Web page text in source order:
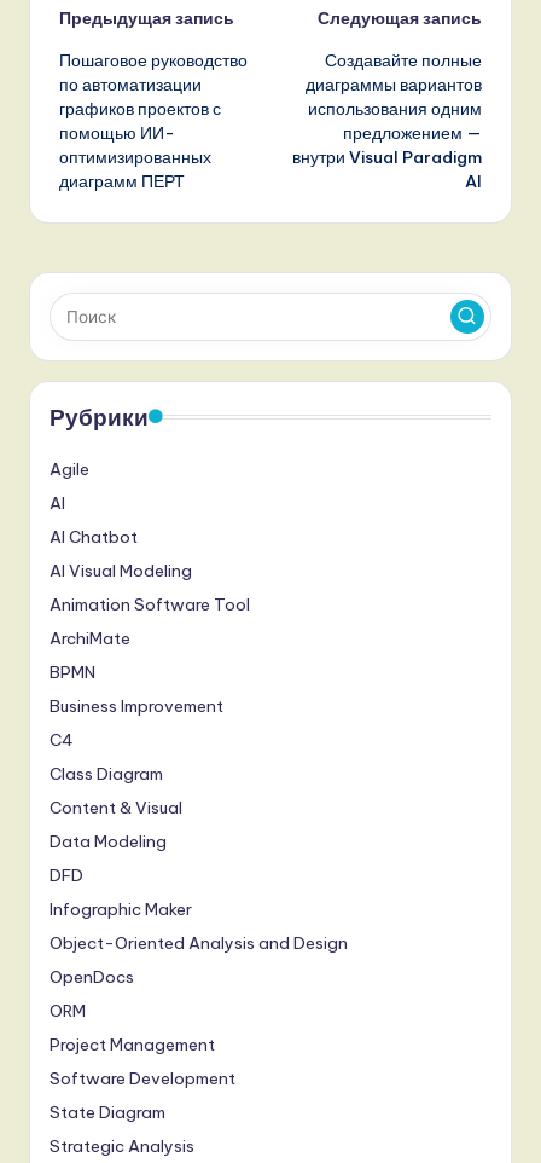
Навигация
записи
Предыдущая запись
Пошаговое руководство
по автоматизации
графиков проектов с
помощью ИИ-
оптимизированных
диаграмм ПЕРТ
Следующая запись
Создавайте полные
диаграммы вариантов
использования одним
предложением —
внутри Visual Paradigm
AI
Рубрики
Agile
AI
AI Chatbot
AI Visual Modeling
Animation Software Tool
ArchiMate
BPMN
Business Improvement
C4
Class Diagram
Content & Visual
Data Modeling
DFD
Infographic Maker
Object-Oriented Analysis and Design
OpenDocs
ORM
Project Management
Software Development
State Diagram
Strategic Analysis